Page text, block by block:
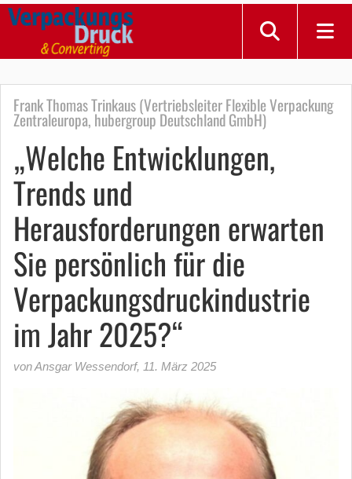
Frank Thomas Trinkaus (Vertriebsleiter Flexible Verpackung
Zentraleuropa, hubergroup Deutschland GmbH)
„Welche Entwicklungen,
Trends und
Herausforderungen erwarten
Sie persönlich für die
Verpackungsdruckindustrie
im Jahr 2025?“
von Ansgar Wessendorf, 11. März 2025